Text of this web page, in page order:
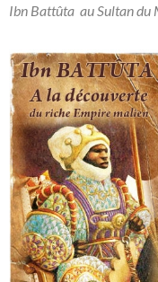
Ibn Battûta au Sultan du